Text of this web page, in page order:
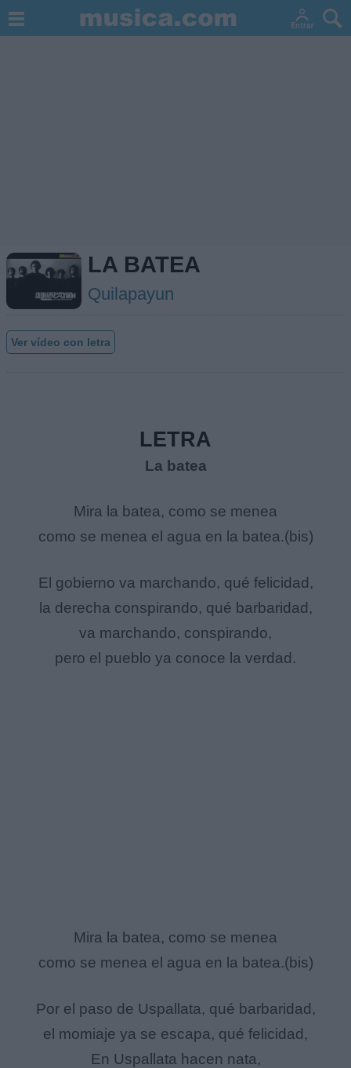
LA BATEA
Quilapayun
Ver vídeo con letra
LETRA
La batea
Mira la batea, como se menea
como se menea el agua en la batea.(bis)
El gobierno va marchando, qué felicidad,
la derecha conspirando, qué barbaridad,
va marchando, conspirando,
pero el pueblo ya conoce la verdad.
Mira la batea, como se menea
como se menea el agua en la batea.(bis)
Por el paso de Uspallata, qué barbaridad,
el momiaje ya se escapa, qué felicidad,
En Uspallata hacen nata,